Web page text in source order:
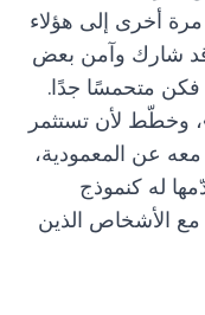
أخرى إلى هؤلاء
قد شارك وآمن بعض
فكن متحمسًا جدًا.
وخطّط لأن تستثمر
عن المعمودية،
مجموعة 3/3، وقدّمها له كنموذج
الأشخاص الذين